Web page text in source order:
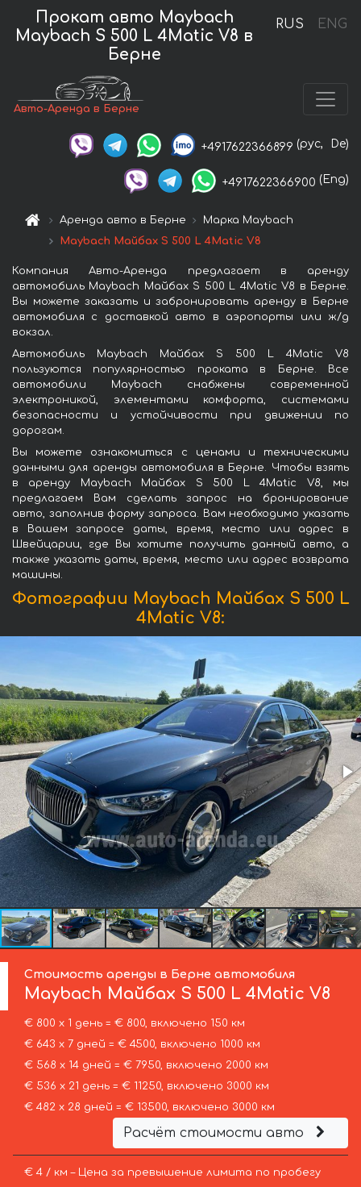
RUS ENG
Прокат авто Maybach
Maybach S 500 L 4Matic V8 в
Берне
Авто-Аренда в Берне
+4917622366899 (рус, De)
+4917622366900 (Eng)
Аренда авто в Берне
Марка Maybach
Maybach Майбах S 500 L 4Matic V8
Компания Авто-Аренда предлагает в аренду
автомобиль Maybach Майбах S 500 L 4Matic V8 в Берне.
Вы можете заказать и забронировать аренду в Берне
автомобиля с доставкой авто в аэропорты или ж/д
вокзал.
Автомобиль Maybach Майбах S 500 L 4Matic V8
пользуются популярностью проката в Берне. Все
автомобили Maybach снабжены современной
электроникой, элементами комфорта, системами
безопасности и устойчивости при движении по
дорогам.
Вы можете ознакомиться с ценами и техническими
данными для аренды автомобиля в Берне. Чтобы взять
в аренду Maybach Майбах S 500 L 4Matic V8, мы
предлагаем Вам сделать запрос на бронирование
авто, заполнив форму запроса. Вам необходимо указать
в Вашем запросе даты, время, место или адрес в
Швейцарии, где Вы хотите получить данный авто, а
также указать даты, время, место или адрес возврата
машины.
Фотографии Maybach Майбах S 500 L
4Matic V8:
Стоимость аренды в Берне автомобиля
Maybach Майбах S 500 L 4Matic V8
€ 800 х 1 день = € 800, включено 150 км
€ 643 х 7 дней = € 4500, включено 1000 км
€ 568 х 14 дней = € 7950, включено 2000 км
€ 536 х 21 день = € 11250, включено 3000 км
€ 482 х 28 дней = € 13500, включено 3000 км
Расчёт стоимости авто
€ 4 / км – Цена за превышение лимита по пробегу